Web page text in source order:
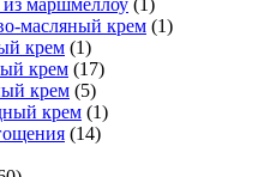
масляный крем (1)
крем (1)
крем (17)
крем (5)
крем (1)
(14)